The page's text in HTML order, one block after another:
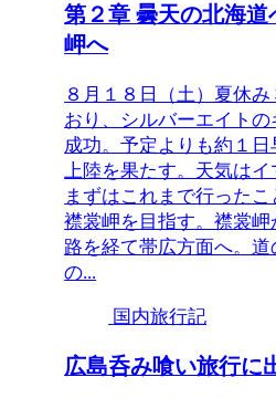
第２章 曇天の北海道
岬へ
８月１８日（土）夏休
おり、シルバーエイトの
成功。予定よりも約１
上陸を果たす。天気はイ
まずはこれまで行った
襟裳岬を目指す。襟裳岬
路を経て帯広方面へ。道
の...
国内旅行記
広島呑み喰い旅行に